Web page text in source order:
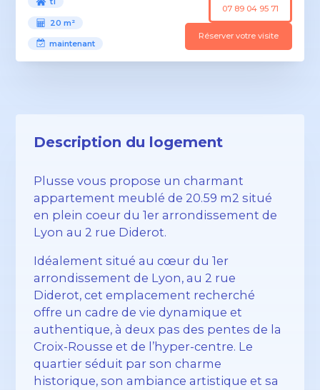
20 m²
maintenant
07 89 04 95 71
Réserver votre visite
Description du logement
Plusse vous propose un charmant
appartement meublé de 20.59 m2 situé
en plein coeur du 1er arrondissement de
Lyon au 2 rue Diderot.
Idéalement situé au cœur du 1er
arrondissement de Lyon, au 2 rue
Diderot, cet emplacement recherché
offre un cadre de vie dynamique et
authentique, à deux pas des pentes de la
Croix-Rousse et de l’hyper-centre. Le
quartier séduit par son charme
historique, son ambiance artistique et sa